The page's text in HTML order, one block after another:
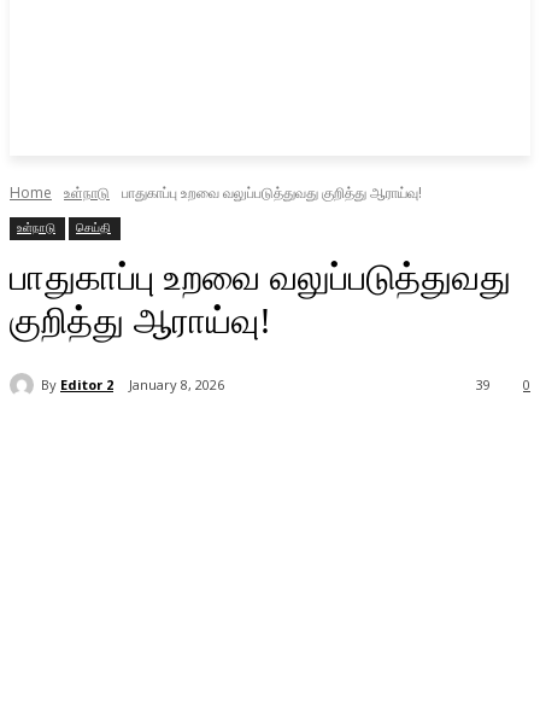
Home உள்நாடு பாதுகாப்பு உறவை வலுப்படுத்துவது குறித்து ஆராய்வு!
உள்நாடு செய்தி
பாதுகாப்பு உறவை வலுப்படுத்துவது
குறித்து ஆராய்வு!
By Editor 2 January 8, 2026 0
39